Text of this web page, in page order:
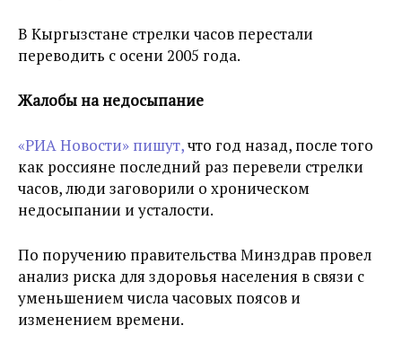
В Кыргызстане стрелки часов перестали
переводить с осени 2005 года.
Жалобы на недосыпание
«РИА Новости» пишут,что год назад, после того
как россияне последний раз перевели стрелки
часов, люди заговорили о хроническом
недосыпании и усталости.
По поручению правительства Минздрав провел
анализ риска для здоровья населения в связи с
уменьшением числа часовых поясов и
изменением времени.